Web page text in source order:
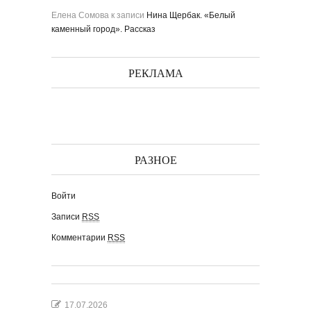
Елена Сомова к записи Нина Щербак. «Белый
каменный город». Рассказ
РЕКЛАМА
РАЗНОЕ
Войти
Записи RSS
Комментарии RSS
17.07.2026